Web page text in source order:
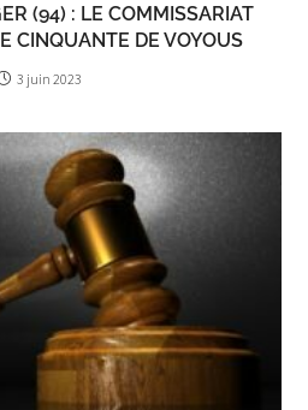
(94) : LE COMMISSARIAT
CINQUANTE DE VOYOUS
3 juin 2023